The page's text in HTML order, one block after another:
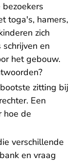
toga's, hamers,
zich
en
het gebouw.
zitting bij
Een
hoe de
verschillende
en vraag